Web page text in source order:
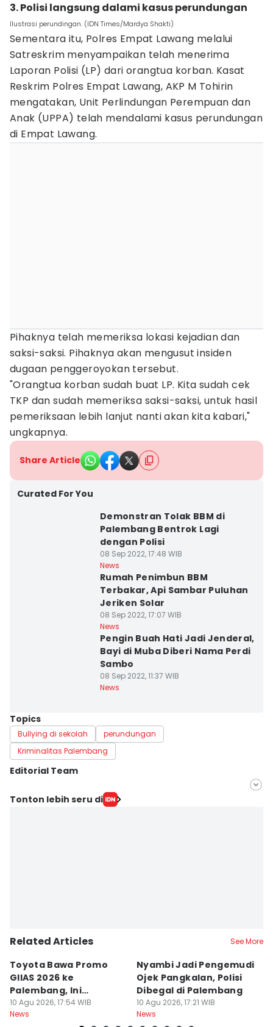
3. Polisi langsung dalami kasus perundungan
Ilustrasi perundingan. (IDN Times/Mardya Shakti)
Sementara itu, Polres Empat Lawang melalui
Satreskrim menyampaikan telah menerima
Laporan Polisi (LP) dari orangtua korban. Kasat
Reskrim Polres Empat Lawang, AKP M Tohirin
mengatakan, Unit Perlindungan Perempuan dan
Anak (UPPA) telah mendalami kasus perundungan
di Empat Lawang.
Pihaknya telah memeriksa lokasi kejadian dan
saksi-saksi. Pihaknya akan mengusut insiden
dugaan penggeroyokan tersebut.
"Orangtua korban sudah buat LP. Kita sudah cek
TKP dan sudah memeriksa saksi-saksi, untuk hasil
pemeriksaan lebih lanjut nanti akan kita kabari,"
ungkapnya.
Share Article
Curated For You
Demonstran Tolak BBM di
Palembang Bentrok Lagi
dengan Polisi
08 Sep 2022, 17:48 WIB
News
Rumah Penimbun BBM
Terbakar, Api Sambar Puluhan
Jeriken Solar
08 Sep 2022, 17:07 WIB
News
Pengin Buah Hati Jadi Jenderal,
Bayi di Muba Diberi Nama Perdi
Sambo
08 Sep 2022, 11:37 WIB
News
Topics
Bullying di sekolah
perundungan
Kriminalitas Palembang
Editorial Team
Editor
Tonton lebih seru di
Related Articles See More
Toyota Bawa Promo
GIIAS 2026 ke
Palembang, Ini
Penawaran
Menariknya!
10 Agu 2026, 17:54 WIB
News
Nyambi Jadi Pengemudi
Ojek Pangkalan, Polisi
Dibegal di Palembang
10 Agu 2026, 17:21 WIB
News